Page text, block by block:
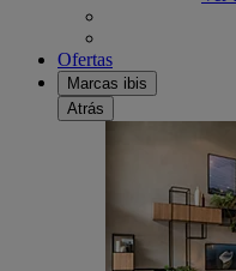
Ofertas
Marcas ibis
Atrás